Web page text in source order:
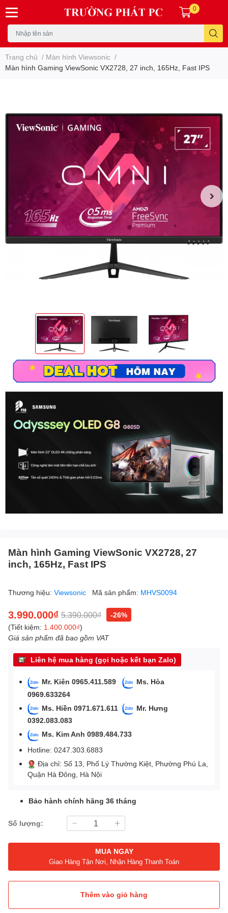
0
Trang chủ / Màn hình Viewsonic /
Màn hình Gaming ViewSonic VX2728, 27 inch, 165Hz, Fast IPS
Màn hình Gaming ViewSonic VX2728, 27
inch, 165Hz, Fast IPS
Thương hiệu: Viewsonic Mã sản phẩm: MHVS0094
3.990.000₫ 5.390.000₫
-26%
(Tiết kiệm: 1.400.000₫)
Giá sản phẩm đã bao gồm VAT
Liên hệ mua hàng (gọi hoặc kết bạn Zalo)
Mr. Kiên 0965.411.589
Ms. Hòa
0969.633264
Ms. Hiền 0971.671.611
Mr. Hưng
0392.083.083
Ms. Kim Anh 0989.484.733
Hotline: 0247.303.6883
Địa chỉ: Số 13, Phố Lý Thường Kiệt, Phường Phú La,
Quận Hà Đông, Hà Nội
Bảo hành chính hãng 36 tháng
Số lượng:
MUA NGAY
Giao Hàng Tận Nơi, Nhận Hàng Thanh Toán
Thêm vào giỏ hàng